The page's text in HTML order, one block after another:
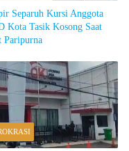
Separuh Kursi Anggota
Kota Tasik Kosong Saat
Paripurna